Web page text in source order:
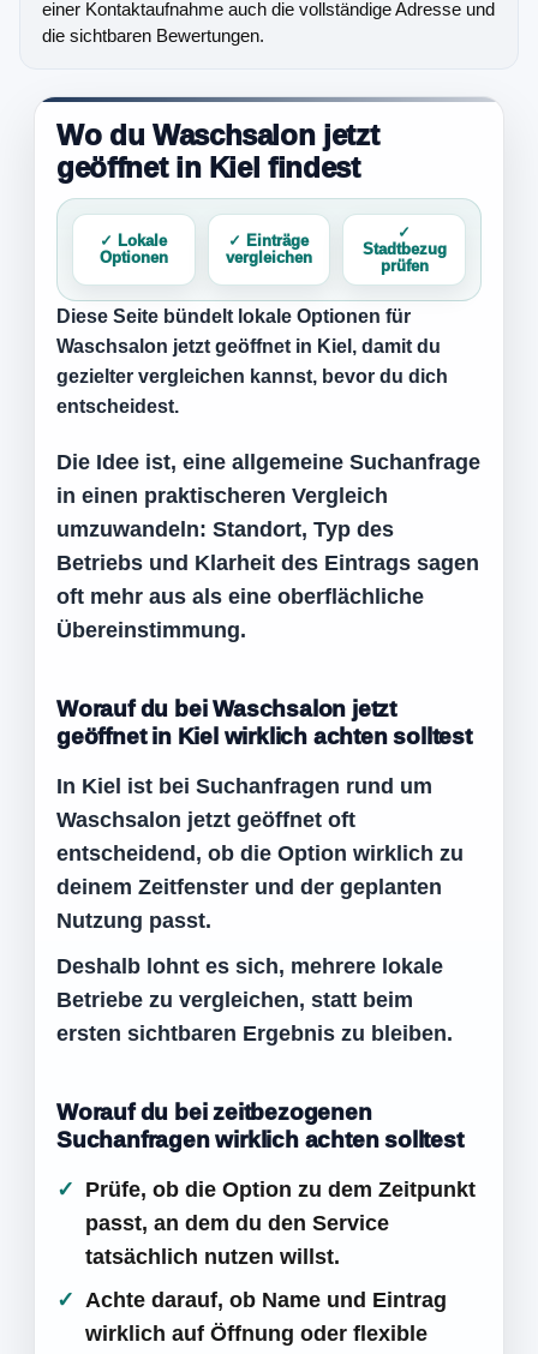
einer Kontaktaufnahme auch die vollständige Adresse und
die sichtbaren Bewertungen.
Wo du Waschsalon jetzt
geöffnet in Kiel findest
✓ Lokale
Optionen
✓ Einträge
vergleichen
✓
Stadtbezug
prüfen
Diese Seite bündelt lokale Optionen für
Waschsalon jetzt geöffnet in Kiel , damit du
gezielter vergleichen kannst, bevor du dich
entscheidest.
Die Idee ist, eine allgemeine Suchanfrage
in einen praktischeren Vergleich
umzuwandeln: Standort, Typ des
Betriebs und Klarheit des Eintrags sagen
oft mehr aus als eine oberflächliche
Übereinstimmung.
Worauf du bei Waschsalon jetzt
geöffnet in Kiel wirklich achten solltest
In Kiel ist bei Suchanfragen rund um
Waschsalon jetzt geöffnet oft
entscheidend, ob die Option wirklich zu
deinem Zeitfenster und der geplanten
Nutzung passt.
Deshalb lohnt es sich, mehrere lokale
Betriebe zu vergleichen, statt beim
ersten sichtbaren Ergebnis zu bleiben.
Worauf du bei zeitbezogenen
Suchanfragen wirklich achten solltest
Prüfe, ob die Option zu dem Zeitpunkt
passt, an dem du den Service
tatsächlich nutzen willst.
Achte darauf, ob Name und Eintrag
wirklich auf Öffnung oder flexible